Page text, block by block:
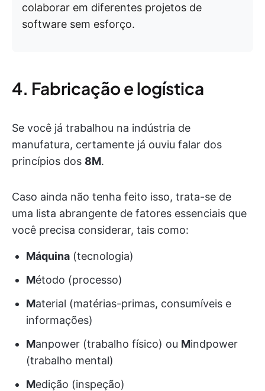
colaborar em diferentes projetos de
software sem esforço.
4. Fabricação e logística
Se você já trabalhou na indústria de
manufatura, certamente já ouviu falar dos
princípios dos 8M.
Caso ainda não tenha feito isso, trata-se de
uma lista abrangente de fatores essenciais que
você precisa considerar, tais como:
Máquina (tecnologia)
Método (processo)
Material (matérias-primas, consumíveis e
informações)
Manpower (trabalho físico) ou Mindpower
(trabalho mental)
Medição (inspeção)